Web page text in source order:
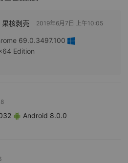
果核剥壳 2019年6月7日 上午10:05
69.0.3497.100
Edition
Android 8.0.0